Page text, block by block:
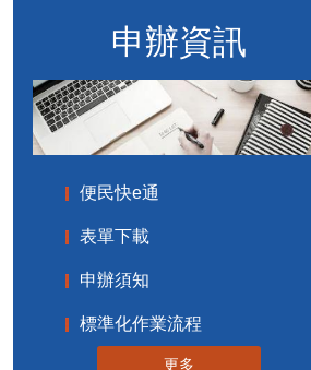
申辦資訊
便民快e通
表單下載
申辦須知
標準化作業流程
更多